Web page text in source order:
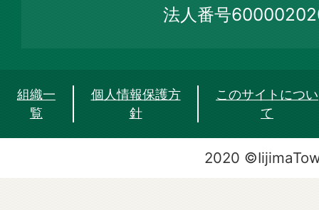
法人番号
組織一
覧
個人情報保護方
針
このサイトについ
て
2020